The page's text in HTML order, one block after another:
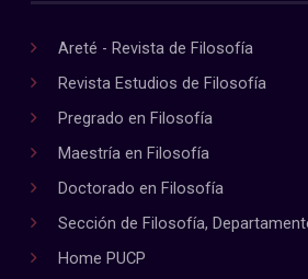
Areté - Revista de Filosofía
Revista Estudios de Filosofía
Pregrado en Filosofía
Maestría en Filosofía
Doctorado en Filosofía
Sección de Filosofía,
Home PUCP